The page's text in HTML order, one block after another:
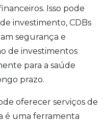
Isso pode
investimento, CDBs
segurança e
de investimentos
para a saúde
prazo.
oferecer serviços de
é uma ferramenta